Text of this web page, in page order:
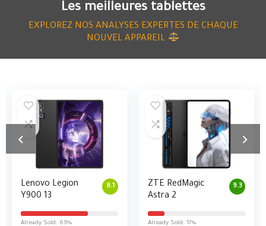
Les meilleures tablettes
EXPLOREZ NOS ANALYSES EXPERTES DE CHAQUE
NOUVEL APPAREIL
8.1
Lenovo Legion
Y900 13
Already Sold: 69%
9.3
ZTE RedMagic
Astra 2
Already Sold: 17%